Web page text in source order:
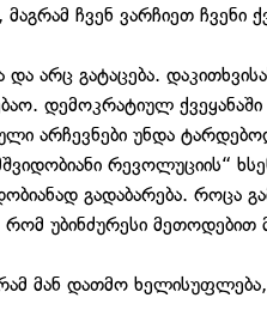
ჩვენ ვარჩიეთ ჩვენი
და არც გატაცება.
დემოკრატიულ ქვეყანაში
არჩევნები უნდა
რევოლუციის“
გადაბარება. როცა
რომ უბინძურესი მეთოდებით
მან დათმო